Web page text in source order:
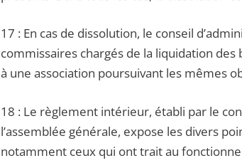
17 : En cas de dissolution, le conseil
commissaires chargés de la liquidation des
à une association poursuivant les mêmes
18 : Le règlement intérieur, établi par le
l’assemblée générale, expose les divers
notamment ceux qui ont trait au